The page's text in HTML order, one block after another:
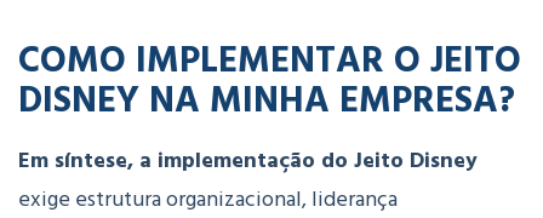
COMO IMPLEMENTAR O JEITO
DISNEY NA MINHA EMPRESA?
Em síntese, a implementação do Jeito Disney
exige estruturaorganizacional,liderança